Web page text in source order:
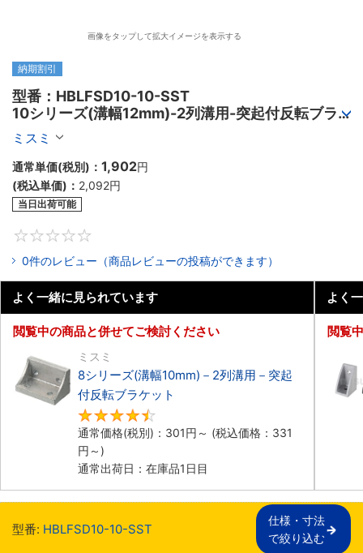
画像をタップして拡大イメージを表示する
納期割引
型番：HBLFSD10-10-SST
10シリーズ(溝幅12mm)-2列溝用-突起付反転ブラ
ケット
ミスミ
通常単価(税別)： 1,902円
(税込単価)： 2,092円
当日出荷可能
0件のレビュー（商品レビューの投稿ができます）
よく一緒に見られています
閲覧中の商品と併せてご検討ください
ミスミ
8シリーズ(溝幅10mm)－2列溝用－突起
付反転ブラケット
通常価格(税別)： 301円 ～ (税込価格： 331
円 ～)
通常出荷日：在庫品1日目
よく
閲覧
型番: HBLFSD10-10-SST
仕様・寸法
で絞り込む